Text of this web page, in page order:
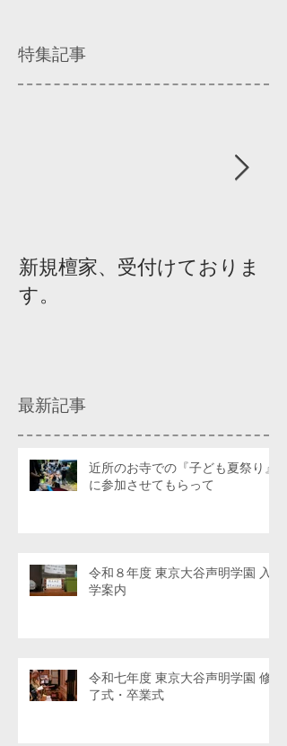
特集記事
新規檀家、受付けておりま
す。
最新記事
近所のお寺での『子ども夏祭り』
に参加させてもらって
令和８年度 東京大谷声明学園 入
学案内
令和七年度 東京大谷声明学園 修
了式・卒業式